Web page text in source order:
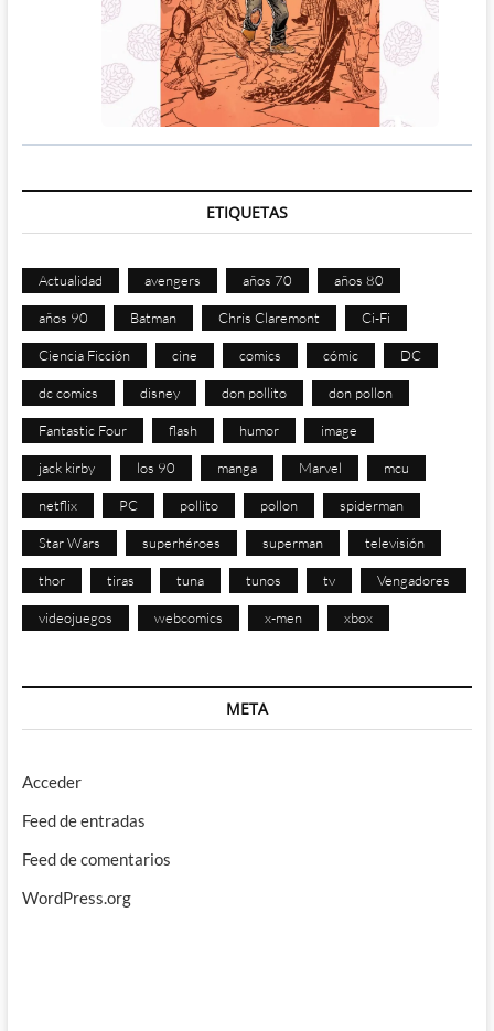
ETIQUETAS
Actualidad avengers años 70 años 80
años 90 Batman Chris Claremont Ci-Fi
Ciencia Ficción cine comics cómic DC
dc comics disney don pollito don pollon
Fantastic Four flash humor image
jack kirby los 90 manga Marvel mcu
netflix PC pollito pollon spiderman
Star Wars superhéroes superman televisión
thor tiras tuna tunos tv Vengadores
videojuegos webcomics x-men xbox
META
Acceder
Feed de entradas
Feed de comentarios
WordPress.org